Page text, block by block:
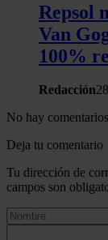
Repsol
Van
100%
Redacción
No hay comentarios
Deja tu comentario
Tu dirección de
campos son